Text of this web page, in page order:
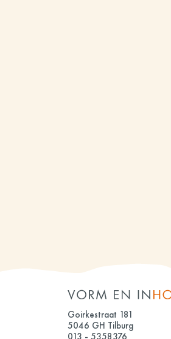
Goirkestraat 181
5046 GH Tilburg
013 - 5358376